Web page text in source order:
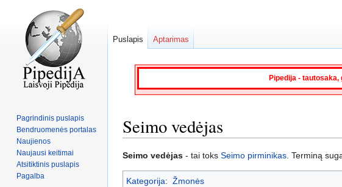
Pipedija -
Seimo vedėjas
Jump
navigation
Jump
search
Seimo vedėjas - tai toks Seimo pirminikas . Terminą
Kategorija: Žmonės
Puslapis Aptarimas
Pagrindinis puslapis
Bendruomenės portalas
Naujienos
Naujausi keitimai
Atsitiktinis puslapis
Pagalba